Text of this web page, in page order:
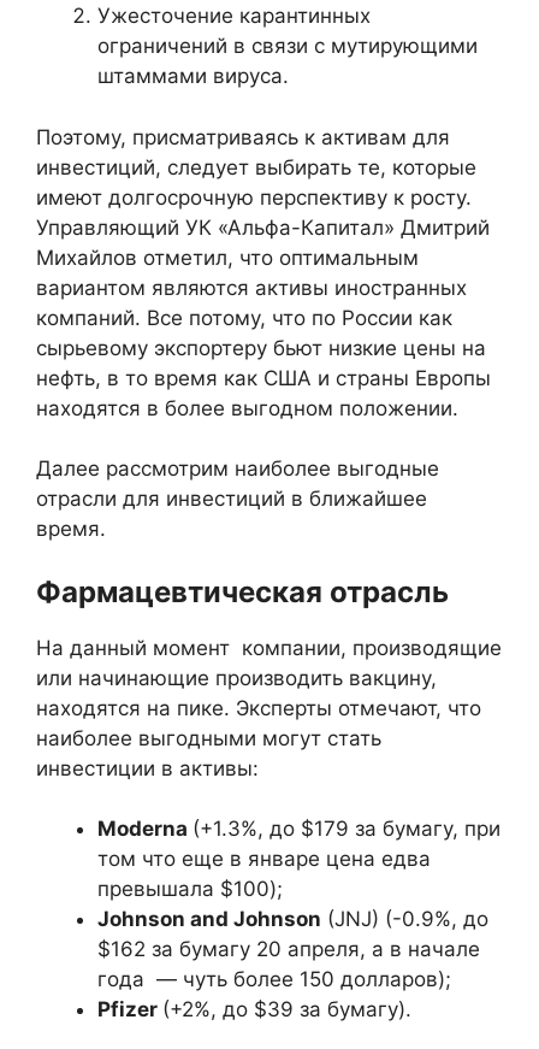
Ужесточение карантинных
ограничений в связи с мутирующими
штаммами вируса.
Поэтому, присматриваясь к активам для
инвестиций, следует выбирать те, которые
имеют долгосрочную перспективу к росту.
Управляющий УК «Альфа-Капитал» Дмитрий
Михайлов отметил, что оптимальным
вариантом являются активы иностранных
компаний. Все потому, что по России как
сырьевому экспортеру бьют низкие цены на
нефть, в то время как США и страны Европы
находятся в более выгодном положении.
Далее рассмотрим наиболее выгодные
отрасли для инвестиций в ближайшее
время.
Фармацевтическая отрасль
На данный момент компании, производящие
или начинающие производить вакцину,
находятся на пике. Эксперты отмечают, что
наиболее выгодными могут стать
инвестиции в активы:
Moderna (+1.3%, до $179 за бумагу, при
том что еще в январе цена едва
превышала $100);
Johnson and Johnson (JNJ) (-0.9%, до
$162 за бумагу 20 апреля, а в начале
года — чуть более 150 долларов);
Pfizer (+2%, до $39 за бумагу).